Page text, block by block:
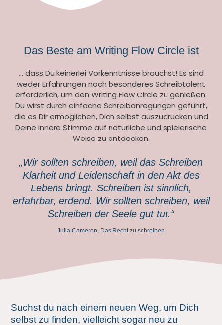
Das Beste am Writing Flow Circle ist
… dass Du keinerlei Vorkenntnisse brauchst! Es sind
weder Erfahrungen noch besonderes Schreibtalent
erforderlich, um den Writing Flow Circle zu genießen.
Du wirst durch einfache Schreibanregungen geführt,
die es Dir ermöglichen, Dich selbst auszudrücken und
Deine innere Stimme auf natürliche und spielerische
Weise zu entdecken.
„Wir sollten schreiben, weil das Schreiben
Klarheit und Leidenschaft in den Akt des
Lebens bringt. Schreiben ist sinnlich,
erfahrbar, erdend. Wir sollten schreiben, weil
Schreiben der Seele gut tut.“
Julia Cameron, Das Recht zu schreiben
Suchst du nach einem neuen Weg, um Dich
selbst zu finden, vielleicht sogar neu zu